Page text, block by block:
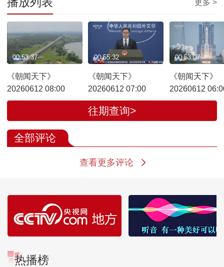
更多 >
《朝闻天下》
20260612 08:00
00:53:37
《朝闻天下》
20260612 07:00
00:55:32
《朝闻天下》
20260612
00:53:07
往期查询>
全部评论
查看更多评论
热播榜